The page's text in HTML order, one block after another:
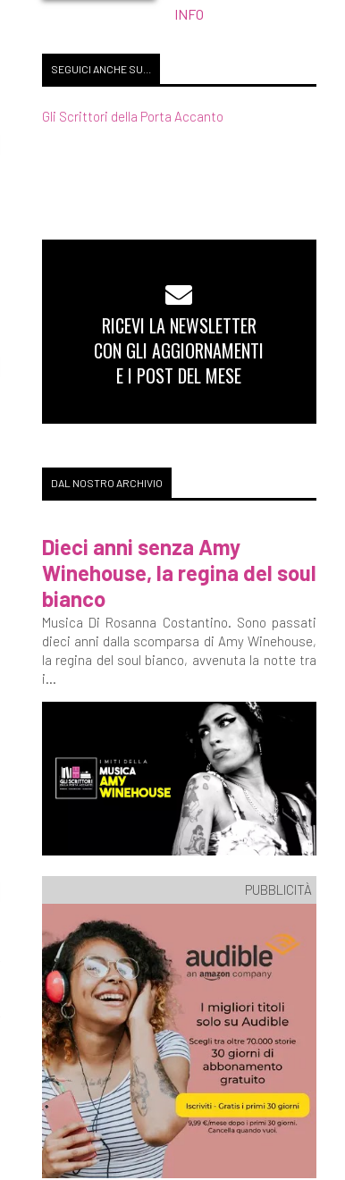
INFO
SEGUICI ANCHE SU...
Gli Scrittori della Porta Accanto
RICEVI LA NEWSLETTER
CON GLI AGGIORNAMENTI
E I POST DEL MESE
DAL NOSTRO ARCHIVIO
Dieci anni senza Amy
Winehouse, la regina del soul
bianco
Musica Di Rosanna Costantino. Sono passati
dieci anni dalla scomparsa di Amy Winehouse,
la regina del soul bianco, avvenuta la notte tra
i...
PUBBLICITÀ